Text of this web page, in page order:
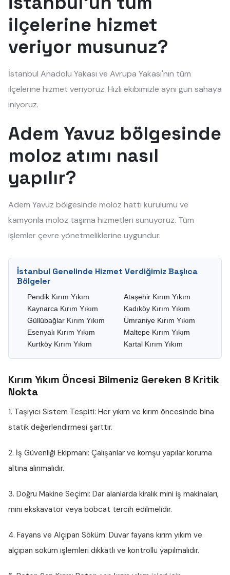
ilçelerine hizmet
veriyor musunuz?
İstanbul Anadolu Yakası ve Avrupa Yakası'nın tüm
ilçelerine hizmet veriyoruz. Hızlı ekibimizle aynı gün sahaya
iniyoruz.
Adem Yavuz bölgesinde
moloz atımı nasıl
yapılır?
Adem Yavuz bölgesinde moloz hattı kurulumu ve
kamyonla moloz taşıma hizmetleri sunuyoruz. Tüm
işlemler çevre yönetmeliklerine uygundur.
İstanbul Genelinde Hizmet Verdiğimiz Başlıca
Bölgeler
Pendik Kırım Yıkım
Kaynarca Kırım Yıkım
Güllübağlar Kırım Yıkım
Esenyalı Kırım Yıkım
Kurtköy Kırım Yıkım
Ataşehir Kırım Yıkım
Kadıköy Kırım Yıkım
Ümraniye Kırım Yıkım
Maltepe Kırım Yıkım
Kartal Kırım Yıkım
Kırım Yıkım Öncesi Bilmeniz Gereken 8 Kritik
Nokta
1. Taşıyıcı Sistem Tespiti: Her yıkım ve kırım öncesinde bina
statik değerlendirmesi şarttır.
2. İş Güvenliği Ekipmanı: Çalışanlar ve komşu yapılar koruma
altına alınmalıdır.
3. Doğru Makine Seçimi: Dar alanlarda kiralık mini iş makinaları,
mini ekskavatör veya bobcat tercih edilmelidir.
4. Fayans ve Alçıpan Söküm: Duvar fayans kırım yıkım ve
alçıpan söküm işlemleri dikkatli ve kontrollü yapılmalıdır.